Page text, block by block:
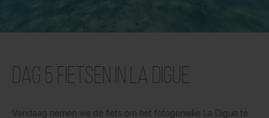
Dag 5 Fietsen in La Digue
Vandaag nemen we de fiets om het fotogenieke La Digue te